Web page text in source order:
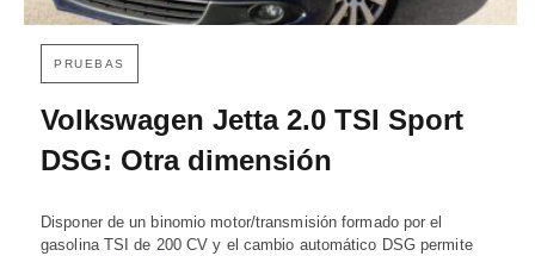
PRUEBAS
Volkswagen Jetta 2.0 TSI Sport
DSG: Otra dimensión
Disponer de un binomio motor/transmisión formado por el
gasolina TSI de 200 CV y el cambio automático DSG permite